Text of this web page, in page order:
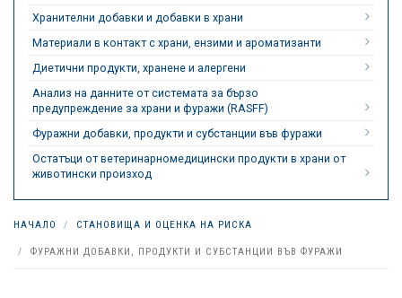
Хранителни добавки и добавки в храни
Материали в контакт с храни, ензими и ароматизанти
Диетични продукти, хранене и алергени
Анализ на данните от системата за бързо
предупреждение за храни и фуражи (RASFF)
Фуражни добавки, продукти и субстанции във фуражи
Остатъци от ветеринарномедицински продукти в храни от
животински произход
НАЧАЛО СТАНОВИЩА И ОЦЕНКА НА РИСКА
ФУРАЖНИ ДОБАВКИ, ПРОДУКТИ И СУБСТАНЦИИ ВЪВ ФУРАЖИ